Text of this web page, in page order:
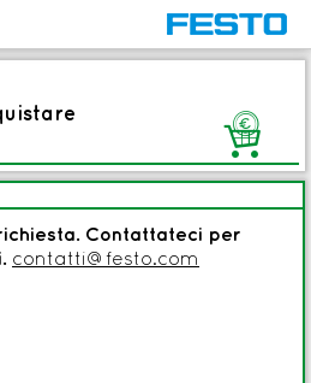
Contattateci per
contatti@festo.com
G